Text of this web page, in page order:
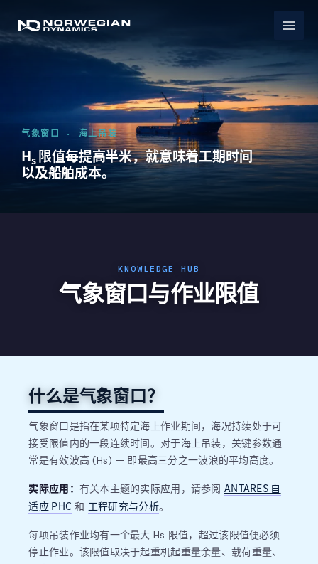
内
气象窗口 · 海上吊装
Hs限值每提高半米，就意味着工期时间 —
以及船舶成本。
气象窗口与作业限值
什么是气象窗口？
气象窗口是指在某项特定海上作业期间，海况持续处于可
接受限值内的一段连续时间。对于海上吊装，关键参数通
常是有效波高 (Hs) — 即最高三分之一波浪的平均高度。
实际应用： 有关本主题的实际应用，请参阅ANTARES 自
适应 PHC 和 工程研究与分析。
每项吊装作业均有一个最大 Hs 限值，超过该限值便必须
停止作业。该限值取决于起重机起重量余量、载荷重量、